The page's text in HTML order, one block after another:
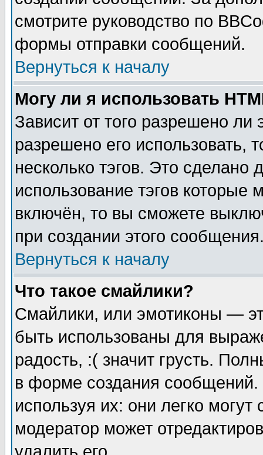
смотрите руководство по
формы отправки сообщений.
Вернуться к началу
Могу ли я использовать
Зависит от того разрешено
разрешено его использовать,
несколько тэгов. Это сделано
использование тэгов
включён, то вы сможете
при создании этого
Вернуться к началу
Что такое смайлики?
Смайлики, или эмотиконы —
быть использованы для
радость, :( значит грусть.
в форме создания сообщений.
используя их: они легко
модератор может